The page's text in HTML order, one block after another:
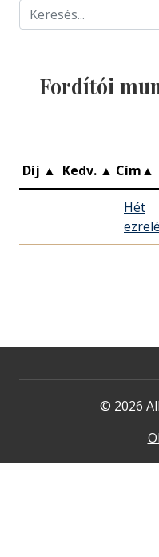
Fordítói
Díj ▲ Kedv. ▲ Cím▲
Hét
© 2026